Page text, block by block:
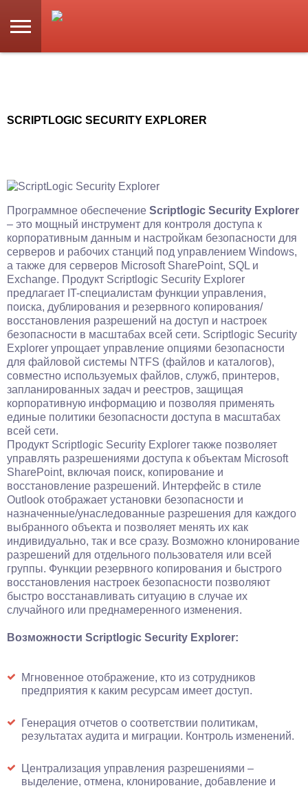
SCRIPTLOGIC SECURITY EXPLORER
Программное обеспечение Scriptlogic Security Explorer
– это мощный инструмент для контроля доступа к
корпоративным данным и настройкам безопасности для
серверов и рабочих станций под управлением Windows,
а также для серверов Microsoft SharePoint, SQL и
Exchange. Продукт Scriptlogic Security Explorer
предлагает IT-специалистам функции управления,
поиска, дублирования и резервного копирования/
восстановления разрешений на доступ и настроек
безопасности в масштабах всей сети. Scriptlogic Security
Explorer упрощает управление опциями безопасности
для файловой системы NTFS (файлов и каталогов),
совместно используемых файлов, служб, принтеров,
запланированных задач и реестров, защищая
корпоративную информацию и позволяя применять
единые политики безопасности доступа в масштабах
всей сети.
Продукт Scriptlogic Security Explorer также позволяет
управлять разрешениями доступа к объектам Microsoft
SharePoint, включая поиск, копирование и
восстановление разрешений. Интерфейс в стиле
Outlook отображает установки безопасности и
назначенные/унаследованные разрешения для каждого
выбранного объекта и позволяет менять их как
индивидуально, так и все сразу. Возможно клонирование
разрешений для отдельного пользователя или всей
группы. Функции резервного копирования и быстрого
восстановления настроек безопасности позволяют
быстро восстанавливать ситуацию в случае их
случайного или преднамеренного изменения.
Возможности Scriptlogic Security Explorer:
Мгновенное отображение, кто из сотрудников
предприятия к каким ресурсам имеет доступ.
Генерация отчетов о соответствии политикам,
результатах аудита и миграции. Контроль изменений.
Централизация управления разрешениями –
выделение, отмена, клонирование, добавление и